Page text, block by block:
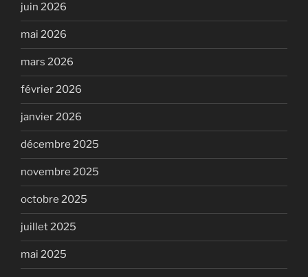
juin 2026
mai 2026
mars 2026
février 2026
janvier 2026
décembre 2025
novembre 2025
octobre 2025
juillet 2025
mai 2025